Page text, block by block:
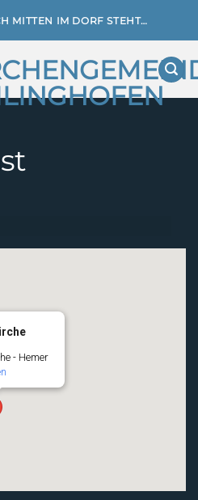
MITTEN IM DORF STEHT…
- Hemer